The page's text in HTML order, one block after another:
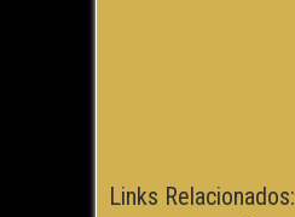
Links Relacionados: